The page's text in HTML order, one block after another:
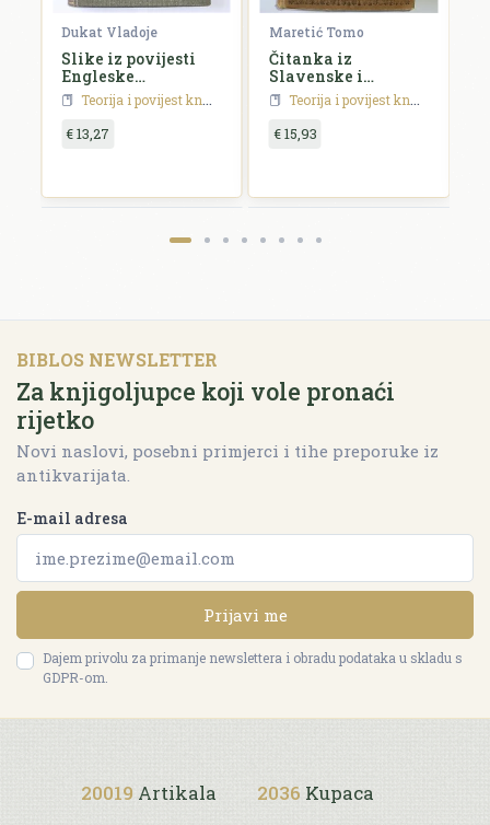
Dukat Vladoje
Slike iz povijesti
Engleske
književnosti
Teorija i povijest književnosti
€ 13,27
Maretić Tomo
Čitanka iz
Slavenske i
Madžarske
književnosti
Teorija i povijest književnosti
€ 15,93
BIBLOS NEWSLETTER
Za knjigoljupce koji vole pronaći
rijetko
Novi naslovi, posebni primjerci i tihe preporuke iz
antikvarijata.
E-mail adresa
Prijavi me
Dajem privolu za primanje newslettera i obradu podataka u skladu s
GDPR-om.
20019 Artikala 2036 Kupaca